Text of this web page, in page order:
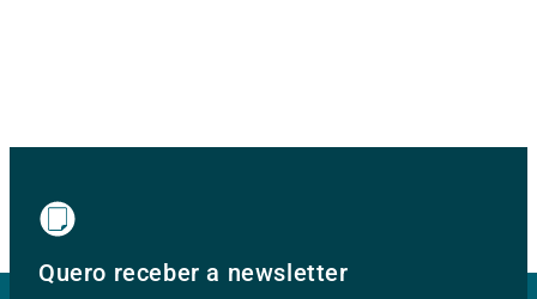
Quero receber a newsletter